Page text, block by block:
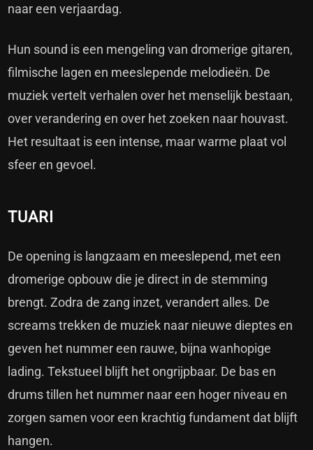
naar een verjaardag.
Hun sound is een mengeling van dromerige gitaren,
filmische lagen en meeslepende melodieën. De
muziek vertelt verhalen over het menselijk bestaan,
over verandering en over het zoeken naar houvast.
Het resultaat is een intense, maar warme plaat vol
sfeer en gevoel.
TUARI
De opening is langzaam en meeslepend, met een
dromerige opbouw die je direct in de stemming
brengt. Zodra de zang inzet, verandert alles. De
screams trekken de muziek naar nieuwe dieptes en
geven het nummer een rauwe, bijna wanhopige
lading. Tekstueel blijft het ongrijpbaar. De bas en
drums tillen het nummer naar een hoger niveau en
zorgen samen voor een krachtig fundament dat blijft
hangen.